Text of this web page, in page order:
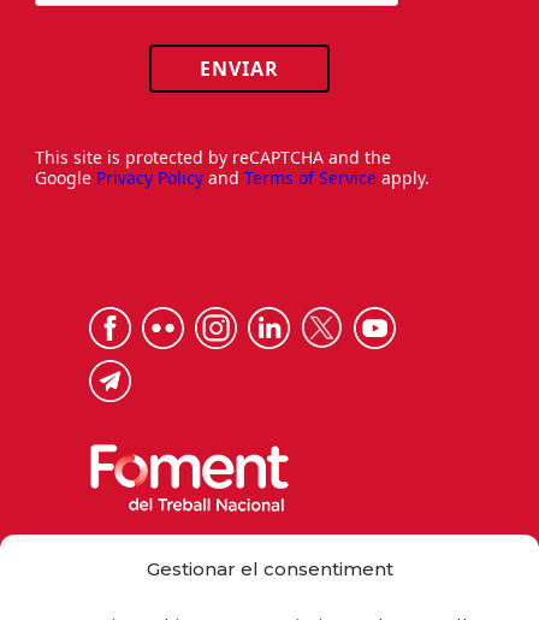
Gestionar el consentiment
ENVIAR
This site is protected by reCAPTCHA and the
Google Privacy Policy and Terms of Service apply.
foment@foment.com